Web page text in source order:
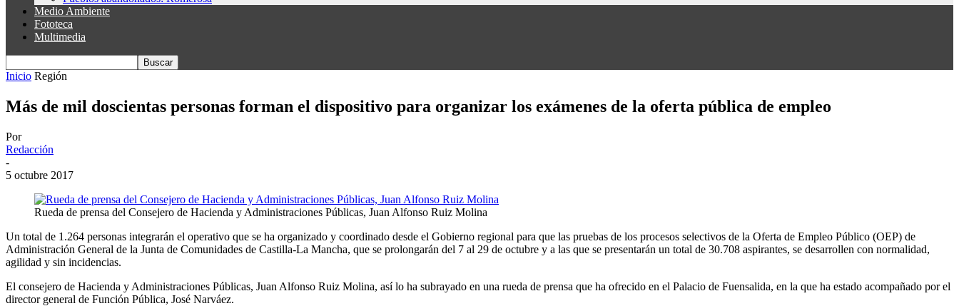
Medio Ambiente
Fototeca
Multimedia
Inicio Región
Más de mil doscientas personas forman el dispositivo para organizar los exámenes de la oferta pública de empleo
Por
Redacción
-
5 octubre 2017
Rueda de prensa del Consejero de Hacienda y Administraciones Públicas, Juan Alfonso Ruiz Molina
Un total de 1.264 personas integrarán el operativo que se ha organizado y coordinado desde el Gobierno regional para que las pruebas de los procesos selectivos de la Oferta de Empleo Público (OEP) de
Administración General de la Junta de Comunidades de Castilla-La Mancha, que se prolongarán del 7 al 29 de octubre y a las que se presentarán un total de 30.708 aspirantes, se desarrollen con normalidad,
agilidad y sin incidencias.
El consejero de Hacienda y Administraciones Públicas, Juan Alfonso Ruiz Molina, así lo ha subrayado en una rueda de prensa que ha ofrecido en el Palacio de Fuensalida, en la que ha estado acompañado por el
director general de Función Pública, José Narváez.